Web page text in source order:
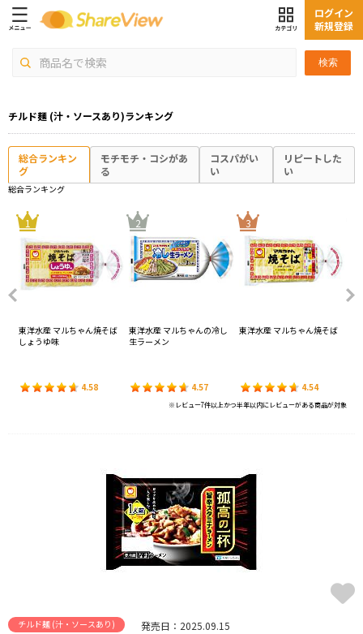
検索
ログイン
新規登録
チルド麺 (汁・ソースあり)ランキング
総合ランキン
グ
モチモチ・コシがあ
る
コスパがい
い
リピートした
い
総合ランキング
1
東洋水産 マルちゃん焼そば
しょうゆ味
4.58
2
東洋水産 マルちゃんの冷し
生ラーメン
4.57
3
東洋水産 マルちゃん焼そば
4.54
※レビュー7件以上かつ半年以内にレビューがある商品が対象
チルド麺 (汁・ソースあり) 発売日：2025.09.15